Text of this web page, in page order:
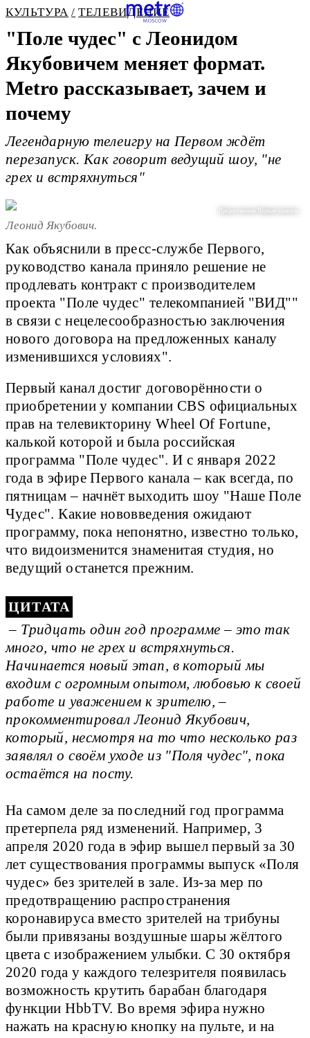
КУЛЬТУРА ТЕЛЕВИДЕНИЕ
"Поле чудес" с Леонидом
Якубовичем меняет формат.
Metro рассказывает, зачем и
почему
Легендарную телеигру на Первом ждёт
перезапуск. Как говорит ведущий шоу, "не
грех и встряхнуться"
Предоставлено Первым каналом
Леонид Якубович.
Как объяснили в пресс-службе Первого,
руководство канала приняло решение не
продлевать контракт с производителем
проекта "Поле чудес" телекомпанией "ВИД""
в связи с нецелесообразностью заключения
нового договора на предложенных каналу
изменившихся условиях".
Первый канал достиг договорённости о
приобретении у компании CBS официальных
прав на телевикторину Wheel Of Fortune,
калькой которой и была российская
программа "Поле чудес". И с января 2022
года в эфире Первого канала – как всегда, по
пятницам – начнёт выходить шоу "Наше Поле
Чудес". Какие нововведения ожидают
программу, пока непонятно, известно только,
что видоизменится знаменитая студия, но
ведущий останется прежним.
– Тридцать один год программе – это так
много, что не грех и встряхнуться.
Начинается новый этап, в который мы
входим с огромным опытом, любовью к своей
работе и уважением к зрителю, –
прокомментировал Леонид Якубович,
который, несмотря на то что несколько раз
заявлял о своём уходе из "Поля чудес", пока
остаётся на посту.
На самом деле за последний год программа
претерпела ряд изменений. Например, 3
апреля 2020 года в эфир вышел первый за 30
лет существования программы выпуск «Поля
чудес» без зрителей в зале. Из-за мер по
предотвращению распространения
коронавируса вместо зрителей на трибуны
были привязаны воздушные шары жёлтого
цвета с изображением улыбки. С 30 октября
2020 года у каждого телезрителя появилась
возможность крутить барабан благодаря
функции HbbTV. Во время эфира нужно
нажать на красную кнопку на пульте, и на